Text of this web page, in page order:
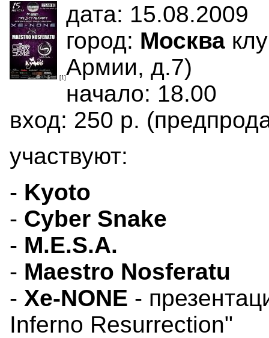
[1]
дата: 15.08.2009
город: Москва
Армии, д.7)
начало: 18.00
вход: 250 р.
участвуют:
- Kyoto
- Cyber Snake
- M.E.S.A.
- Maestro Nosferatu
- Xe-NONE -
Inferno Resurrection"